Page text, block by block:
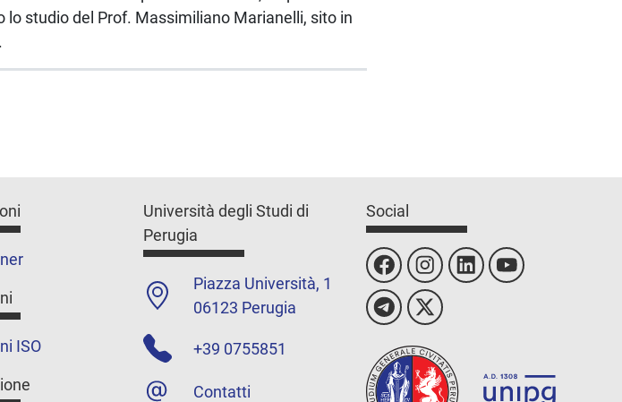
lo studio del Prof. Massimiliano Marianelli, sito in
ISO
Università degli Studi di
Perugia
Piazza Università, 1
06123 Perugia
+39 0755851
Contatti
Social